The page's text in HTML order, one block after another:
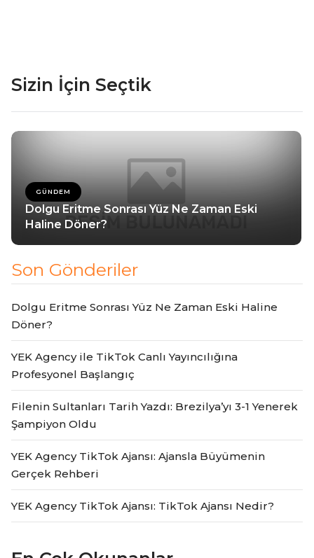
Sizin İçin Seçtik
GÜNDEM
Dolgu Eritme Sonrası Yüz Ne Zaman Eski
Haline Döner?
Son Gönderiler
Dolgu Eritme Sonrası Yüz Ne Zaman Eski Haline
Döner?
YEK Agency ile TikTok Canlı Yayıncılığına
Profesyonel Başlangıç
Filenin Sultanları Tarih Yazdı: Brezilya’yı 3-1 Yenerek
Şampiyon Oldu
YEK Agency TikTok Ajansı: Ajansla Büyümenin
Gerçek Rehberi
YEK Agency TikTok Ajansı: TikTok Ajansı Nedir?